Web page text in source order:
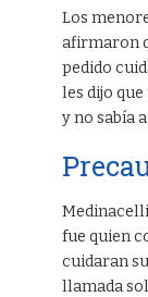
Los
afirmaron
pedido
les dijo
y no sabía
fue quien
cuidaran
llamada